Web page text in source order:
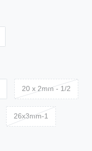
20 x 2mm - 1/2
26x3mm-1